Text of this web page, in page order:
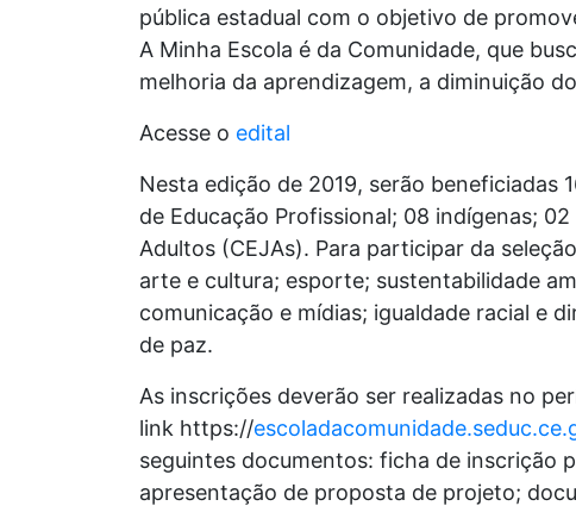
pública estadual com o objetivo de
A Minha Escola é da Comunidade, que
melhoria da aprendizagem, a diminuição
Acesse o edital
Nesta edição de 2019, serão beneficiadas
de Educação Profissional; 08 indígenas;
Adultos (CEJAs). Para participar da
arte e cultura; esporte; sustentabilidade
comunicação e mídias; igualdade racial e
de paz.
As inscrições deverão ser realizadas no
link https://
seguintes documentos: ficha de inscrição
apresentação de proposta de projeto;